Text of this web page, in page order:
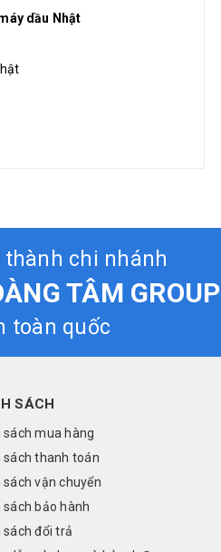
dầu Nhật
thành chi nhánh
TÂM GROUP
toàn quốc
SÁCH
sách mua hàng
sách thanh toán
sách vận chuyển
sách bảo hành
sách đổi trả